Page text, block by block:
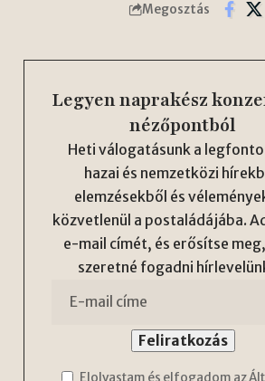
Megosztás
Legyen naprakész
nézőpontból
Heti válogatásunk a
hazai és nemzetközi
elemzésekből és
közvetlenül a postaládájába.
e-mail címét, és erősítse
szeretné fogadni